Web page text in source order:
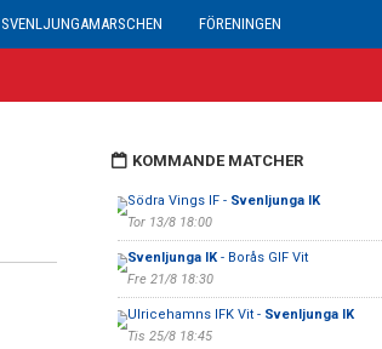
SVENLJUNGAMARSCHEN FÖRENINGEN
KOMMANDE MATCHER
Södra Vings IF - Svenljunga IK
Tor 13/8 18:00
Svenljunga IK- Borås GIF Vit
Fre 21/8 18:30
Ulricehamns IFK Vit - Svenljunga IK
Tis 25/8 18:45